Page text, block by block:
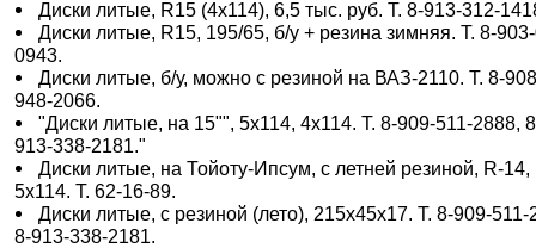
Диски литые, R15 (4х114), 6,5 тыс. руб. Т. 8-913-312-
Диски литые, R15, 195/65, б/у + резина зимняя. Т. 8-
0943.
Диски литые, б/у, можно с резиной на ВАЗ-2110. Т. 8-
948-2066.
"Диски литые, на 15"", 5х114, 4х114. Т. 8-909-511-2888,
913-338-2181."
Диски литые, на Тойоту-Ипсум, с летней резиной, R-14,
5х114. Т. 62-16-89.
Диски литые, с резиной (лето), 215х45х17. Т. 8-909-511-
8-913-338-2181.